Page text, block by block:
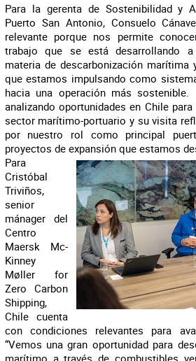
Para la gerenta de Sostenibilidad y
Puerto San Antonio, Consuelo
relevante porque nos permite
trabajo que se está desarrollando
materia de descarbonización
que estamos impulsando como
hacia una operación más
analizando oportunidades en Chile
sector marítimo-portuario y su visita
por nuestro rol como principal
proyectos de expansión que estamos
Para
Cristóbal
Triviños,
senior
mánager del
Centro
Maersk Mc-
Kinney
Møller for
Zero Carbon
Shipping,
Chile cuenta
con condiciones relevantes para
“Vemos una gran oportunidad para
marítimo a través de combustibles